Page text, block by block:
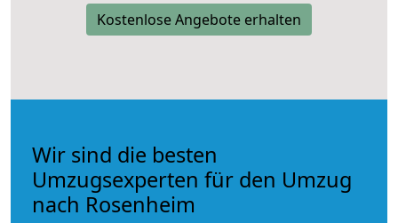
Kostenlose Angebote erhalten
Wir sind die besten
Umzugsexperten für den Umzug
nach Rosenheim